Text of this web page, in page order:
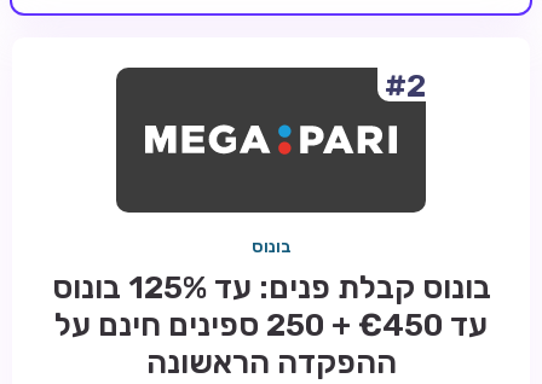
טיפים
#2
בונוס
בונוס קבלת פנים: עד 125% בונוס
עד €450 + 250 ספינים חינם על
ההפקדה הראשונה